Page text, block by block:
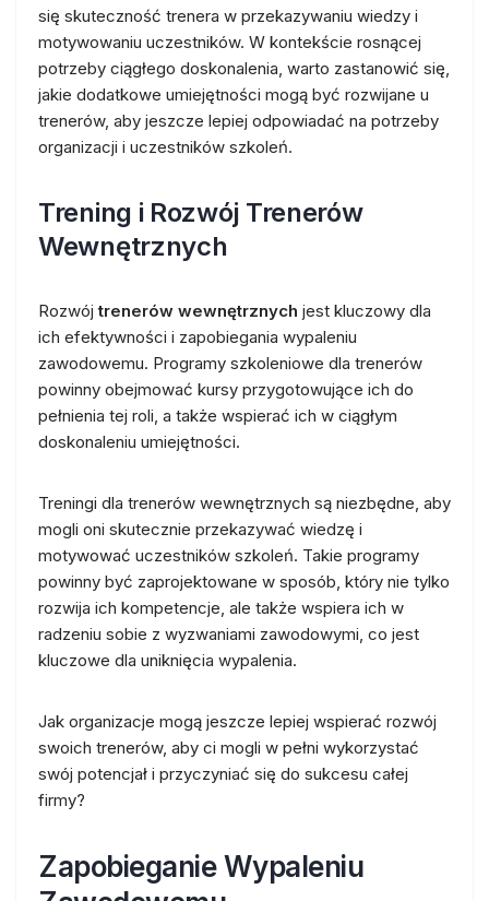
się skuteczność trenera w przekazywaniu wiedzy i
motywowaniu uczestników. W kontekście rosnącej
potrzeby ciągłego doskonalenia, warto zastanowić się,
jakie dodatkowe umiejętności mogą być rozwijane u
trenerów, aby jeszcze lepiej odpowiadać na potrzeby
organizacji i uczestników szkoleń.
Trening i Rozwój Trenerów
Wewnętrznych
Rozwójtrenerów wewnętrznych jest kluczowy dla
ich efektywności i zapobiegania wypaleniu
zawodowemu. Programy szkoleniowe dla trenerów
powinny obejmować kursy przygotowujące ich do
pełnienia tej roli, a także wspierać ich w ciągłym
doskonaleniu umiejętności.
Treningi dla trenerów wewnętrznych są niezbędne, aby
mogli oni skutecznie przekazywać wiedzę i
motywować uczestników szkoleń. Takie programy
powinny być zaprojektowane w sposób, który nie tylko
rozwija ich kompetencje, ale także wspiera ich w
radzeniu sobie z wyzwaniami zawodowymi, co jest
kluczowe dla uniknięcia wypalenia.
Jak organizacje mogą jeszcze lepiej wspierać rozwój
swoich trenerów, aby ci mogli w pełni wykorzystać
swój potencjał i przyczyniać się do sukcesu całej
firmy?
Zapobieganie Wypaleniu